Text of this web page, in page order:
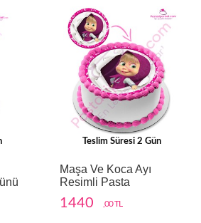
Teslim Süresi 2 Gün
Maşa Ve Koca Ayı
Resimli Pasta
1440 ,00 TL